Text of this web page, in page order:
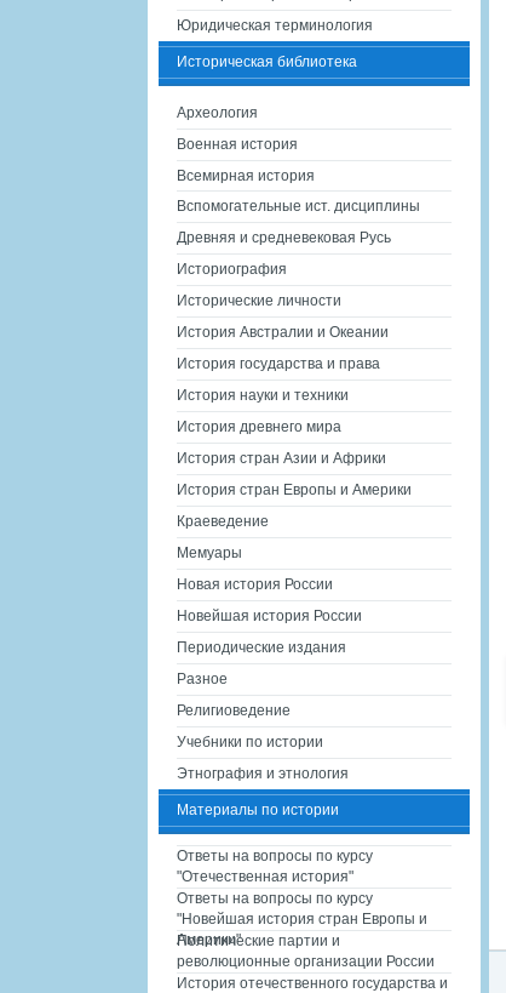
Юридическая терминология
Историческая библиотека
Археология
Военная история
Всемирная история
Вспомогательные ист. дисциплины
Древняя и средневековая Русь
Историография
Исторические личности
История Австралии и Океании
История государства и права
История науки и техники
История древнего мира
История стран Азии и Африки
История стран Европы и Америки
Краеведение
Мемуары
Новая история России
Новейшая история России
Периодические издания
Разное
Религиоведение
Учебники по истории
Этнография и этнология
Материалы по истории
Ответы на вопросы по курсу
"Отечественная история"
Ответы на вопросы по курсу
"Новейшая история стран Европы и
Америки"
Политические партии и
революционные организации России
История отечественного государства и